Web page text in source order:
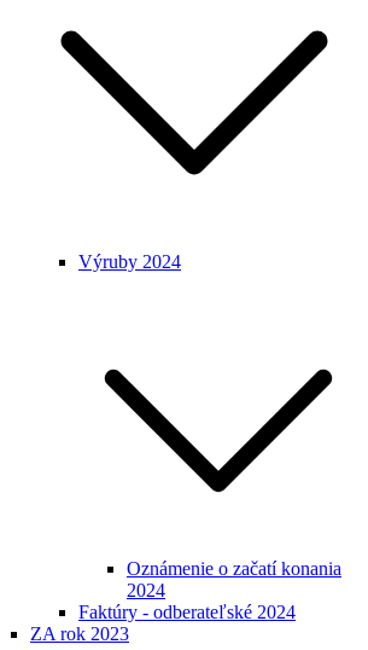
Výruby 2024
Oznámenie o začatí konania
2024
Faktúry - odberateľské 2024
ZA rok 2023